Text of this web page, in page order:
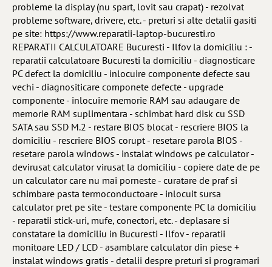
probleme la display (nu spart, lovit sau crapat) - rezolvat
probleme software, drivere, etc. - preturi si alte detalii gasiti
pe site: https://www.reparatii-laptop-bucuresti.ro
REPARATII CALCULATOARE Bucuresti - Ilfov la domiciliu : -
reparatii calculatoare Bucuresti la domiciliu - diagnosticare
PC defect la domiciliu - inlocuire componente defecte sau
vechi - diagnositicare componete defecte - upgrade
componente - inlocuire memorie RAM sau adaugare de
memorie RAM suplimentara - schimbat hard disk cu SSD
SATA sau SSD M.2 - restare BIOS blocat - rescriere BIOS la
domiciliu - rescriere BIOS corupt - resetare parola BIOS -
resetare parola windows - instalat windows pe calculator -
devirusat calculator virusat la domiciliu - copiere date de pe
un calculator care nu mai porneste - curatare de praf si
schimbare pasta termoconductoare - inlocuit sursa
calculator pret pe site - testare componente PC la domiciliu
- reparatii stick-uri, mufe, conectori, etc. - deplasare si
constatare la domiciliu in Bucuresti - Ilfov - reparatii
monitoare LED / LCD - asamblare calculator din piese +
instalat windows gratis - detalii despre preturi si programari